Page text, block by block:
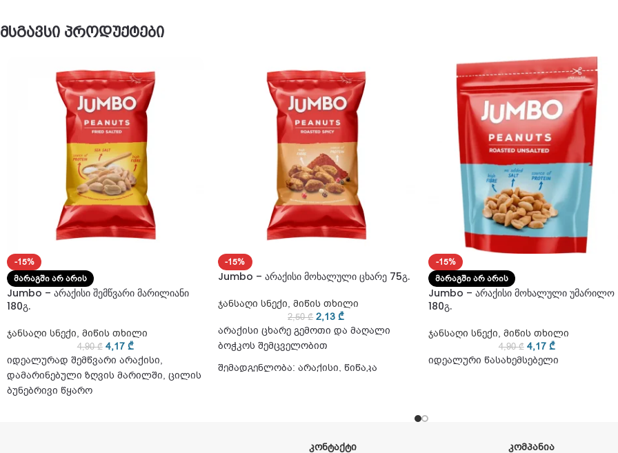
მსგავსი პროდუქტები
-15%
ᲛᲐᲠᲐᲒᲨᲘ ᲐᲠ ᲐᲠᲘᲡ
Jumbo – არაქისი შემწვარი მარილიანი
180გ.
ჯანსაღი სნექი, მიწის თხილი
4,90₾ 4,17 ₾
იდეალურად შემწვარი არაქისი,
დამარინებული ზღვის მარილში, ცილის
ბუნებრივი წყარო
-15%
Jumbo – არაქისი მოხალული ცხარე 75გ.
ჯანსაღი სნექი, მიწის თხილი
2,50₾ 2,13₾
არაქისი ცხარე გემოთი და მაღალი
ბოჭკოს შემცველობით
შემადგენლობა: არაქისი, წიწაკა
-15%
ᲛᲐᲠᲐᲒᲨᲘ ᲐᲠ ᲐᲠᲘᲡ
Jumbo – არაქისი მოხალული უმარილო
180გ.
ჯანსაღი სნექი, მიწის თხილი
4,90₾ 4,17 ₾
იდეალური წასახემსებელი
ᲙᲝᲜᲢᲐᲥᲢᲘ ᲙᲝᲛᲞᲐᲜᲘᲐ